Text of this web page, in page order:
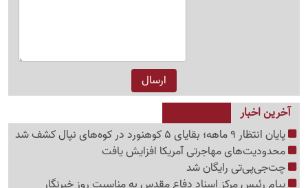
آخرین اخبار
پایان انتظار 9 ماهه؛ بقایای 5 کوهنورد در کوه‌های نپال کشف شد
محدودیت‌های مهاجرتی آمریکا افزایش یافت
چت‌جی‌پی‌تی رایگان شد